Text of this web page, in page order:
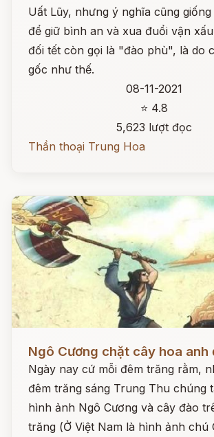
Uất Lũy, nhưng ý nghĩa cũng
để giữ bình an và xua đuổi vận
đối tết còn gọi là "đào phù", là do
gốc như thế.
08-11-2021
⭐ 4.8
5,623 lượt đọc
Thần thoại Trung Hoa
Ngô Cương chặt cây hoa anh
Ngày nay cứ mỗi đêm trăng rằm,
đêm trăng sáng Trung Thu chúng
hình ảnh Ngô Cương và cây đào
trăng (Ở Việt Nam là hình ảnh chú